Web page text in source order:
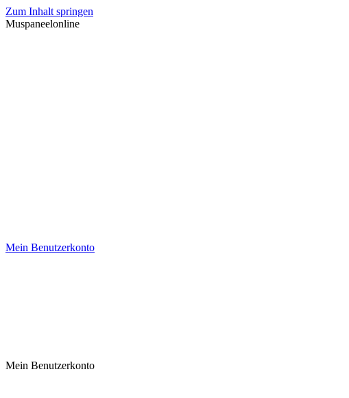
Zum Inhalt springen
Muspaneelonline
Mein Benutzerkonto
Mein Benutzerkonto